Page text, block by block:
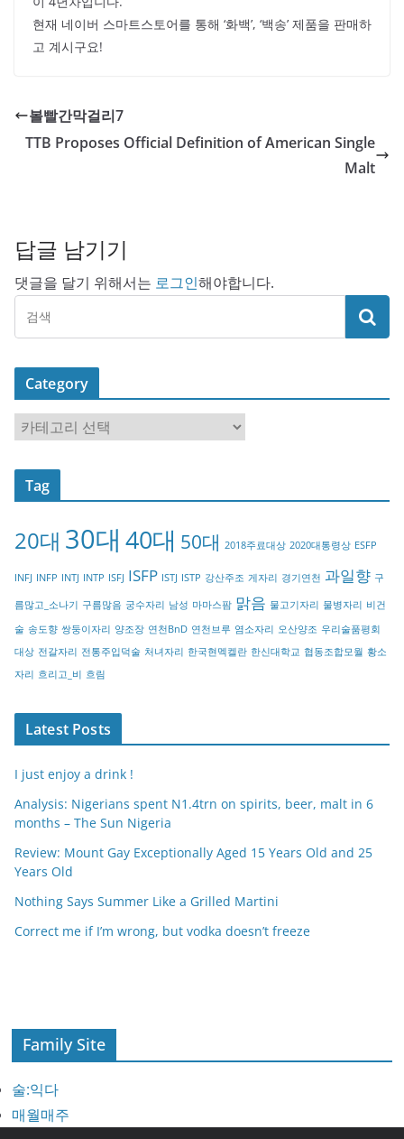
현재 네이버 스마트스토어를 통해 ‘화백’, ‘백송’ 제품을 판매하
고 계시구요!
볼빨간막걸리7
TTB Proposes Official Definition of American Single
Malt
답글 남기기
댓글을 달기 위해서는 로그인해야합니다.
Category
a
t
o
y
Tag
20대 30대 40대 50대 2018주료대상 2020대통령상 ESFP
INFJ INFP INTJ INTP ISFJ ISFP ISTJ ISTP 강산주조 게자리 경기연천 과일향 구
름많고_소나기 구름많음 궁수자리 남성 마마스팜 맑음 물고기자리 물병자리 비건
술 송도향 쌍둥이자리 양조장 연천BnD 연천브루 염소자리 오산양조 우리술품평회
대상 전갈자리 전통주입덕술 처녀자리 한국현멕켈란 한신대학교 협동조합모월 황소
자리 흐리고_비 흐림
Latest Posts
I just enjoy a drink !
Analysis: Nigerians spent N1.4trn on spirits, beer, malt in 6
months – The Sun Nigeria
Review: Mount Gay Exceptionally Aged 15 Years Old and 25
Years Old
Nothing Says Summer Like a Grilled Martini
Correct me if I’m wrong, but vodka doesn’t freeze
Family Site
술:익다
매월매주